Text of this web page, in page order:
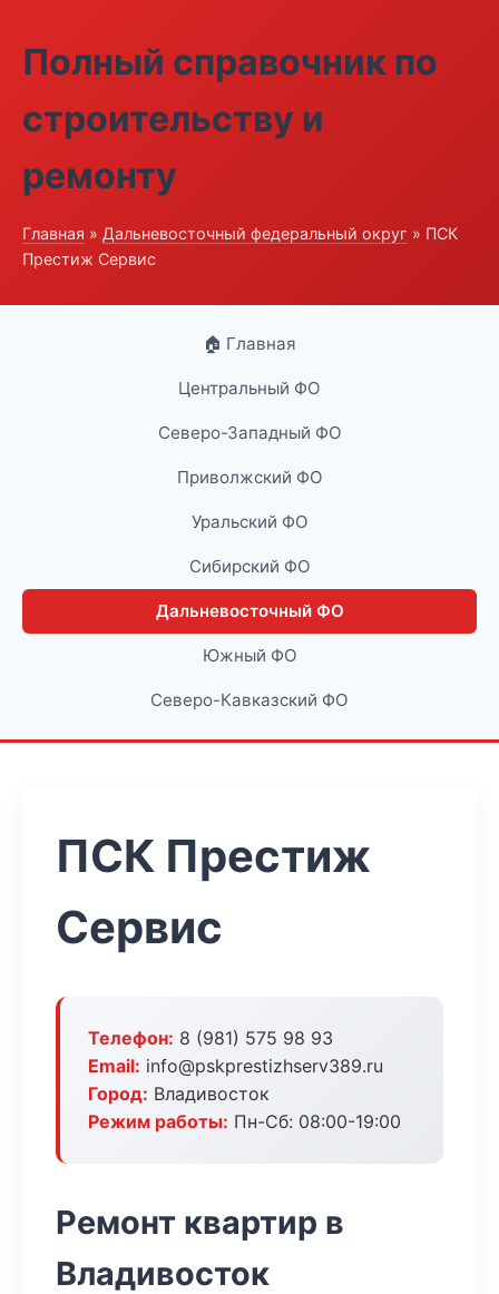
Полный справочник по
строительству и
ремонту
Главная » Дальневосточный федеральный округ » ПСК
Престиж Сервис
🏠 Главная
Центральный ФО
Северо-Западный ФО
Приволжский ФО
Уральский ФО
Сибирский ФО
Дальневосточный ФО
Южный ФО
Северо-Кавказский ФО
ПСК Престиж
Сервис
Телефон: 8 (981) 575 98 93
Email: info@pskprestizhserv389.ru
Город: Владивосток
Режим работы: Пн-Сб: 08:00-19:00
Ремонт квартир в
Владивосток